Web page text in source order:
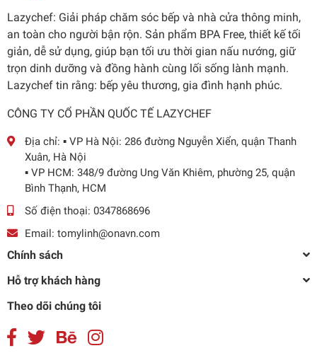
Lazychef: Giải pháp chăm sóc bếp và nhà cửa thông minh,
an toàn cho người bận rộn. Sản phẩm BPA Free, thiết kế tối
giản, dễ sử dụng, giúp bạn tối ưu thời gian nấu nướng, giữ
trọn dinh dưỡng và đồng hành cùng lối sống lành mạnh.
Lazychef tin rằng: bếp yêu thương, gia đình hạnh phúc.
CÔNG TY CỔ PHẦN QUỐC TẾ LAZYCHEF
Địa chỉ: ▪️ VP Hà Nội: 286 đường Nguyễn Xiển, quận Thanh
Xuân, Hà Nội
▪️ VP HCM: 348/9 đường Ung Văn Khiêm, phường 25, quận
Bình Thạnh, HCM
Số điện thoại: 0347868696
Email: tomylinh@onavn.com
Chính sách
Hỗ trợ khách hàng
Theo dõi chúng tôi